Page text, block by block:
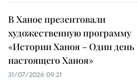
В Ханое презентовали
художественную программу
«Истории Ханоя – Один день
настоящего Ханоя»
31/07/2026 09:21